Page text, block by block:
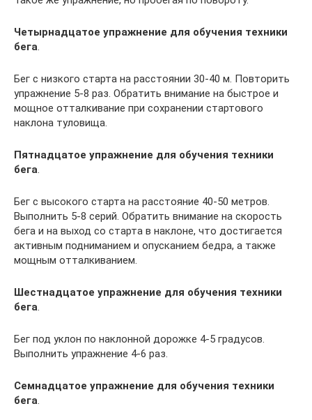
Четырнадцатое упражнение для обучения техники
бега.
Бег с низкого старта на расстоянии 30-40 м. Повторить
упражнение 5-8 раз. Обратить внимание на быстрое и
мощное отталкивание при сохранении стартового
наклона туловища.
Пятнадцатое упражнение для обучения техники
бега.
Бег с высокого старта на расстояние 40-50 метров.
Выполнить 5-8 серий. Обратить внимание на скорость
бега и на выход со старта в наклоне, что достигается
активным подниманием и опусканием бедра, а также
мощным отталкиванием.
Шестнадцатое упражнение для обучения техники
бега.
Бег под уклон по наклонной дорожке 4-5 градусов.
Выполнить упражнение 4-6 раз.
Семнадцатое упражнение для обучения техники
бега.